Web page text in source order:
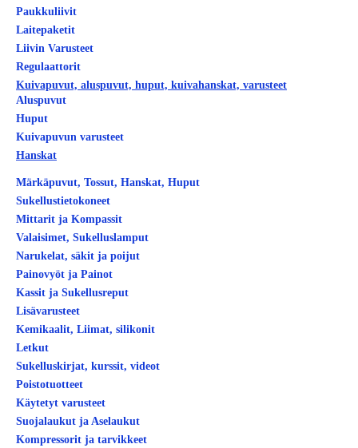
Paukkuliivit
Laitepaketit
Liivin Varusteet
Regulaattorit
Kuivapuvut, aluspuvut, huput, kuivahanskat, varusteet
Aluspuvut
Huput
Kuivapuvun varusteet
Hanskat
Märkäpuvut, Tossut, Hanskat, Huput
Sukellustietokoneet
Mittarit ja Kompassit
Valaisimet, Sukelluslamput
Narukelat, säkit ja poijut
Painovyöt ja Painot
Kassit ja Sukellusreput
Lisävarusteet
Kemikaalit, Liimat, silikonit
Letkut
Sukelluskirjat, kurssit, videot
Poistotuotteet
Käytetyt varusteet
Suojalaukut ja Aselaukut
Kompressorit ja tarvikkeet